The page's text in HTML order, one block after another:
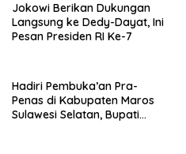
Jokowi Berikan Dukungan
Langsung ke Dedy-Dayat, Ini
Pesan Presiden RI Ke-7
Hadiri Pembuka’an Pra-
Penas di Kabupaten Maros
Sulawesi Selatan, Bupati